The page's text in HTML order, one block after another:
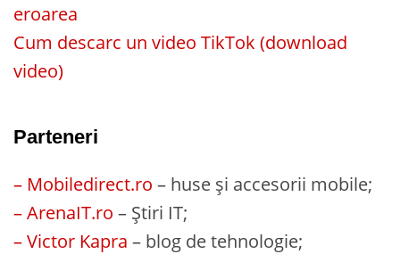
eroarea
Cum descarc un video TikTok (download
video)
Parteneri
– Mobiledirect.ro – huse și accesorii mobile;
– ArenaIT.ro – Știri IT;
– Victor Kapra – blog de tehnologie;